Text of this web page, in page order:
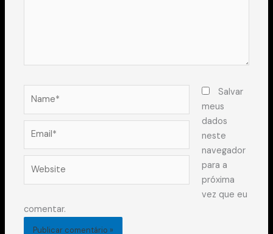
Salvar
meus
dados
neste
navegador
para a
próxima
vez que eu
comentar.